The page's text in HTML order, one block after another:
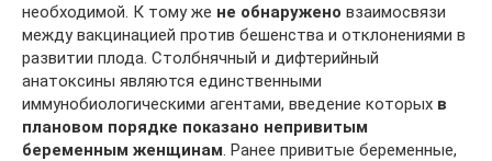
необходимой. К тому же не обнаружено взаимосвязи
между вакцинацией против бешенства и отклонениями в
развитии плода. Столбнячный и дифтерийный
анатоксины являются единственными
иммунобиологическими агентами, введение которых в
плановом порядке показано непривитым
беременным женщинам. Ранее привитые беременные,